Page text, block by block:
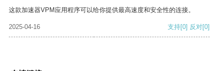
这款加速器VPM应用程序可以给你提供最高速度和安全性的连接。
2025-04-16 支持[0] 反对[0]